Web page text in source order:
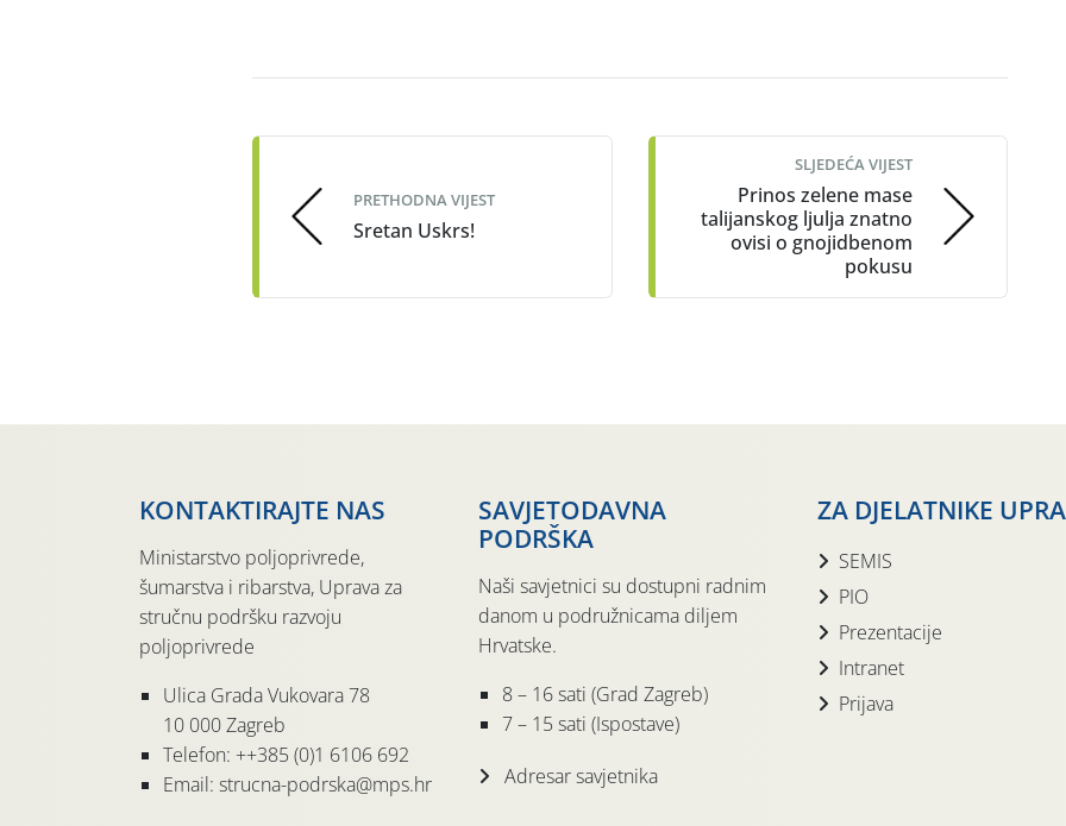
navigation
PRETHODNA VIJEST
Sretan Uskrs!
SLJEDEĆA VIJEST
Prinos zelene mase
talijanskog ljulja znatno
ovisi o gnojidbenom
pokusu
KONTAKTIRAJTE NAS
Ministarstvo poljoprivrede,
šumarstva i ribarstva, Uprava za
stručnu podršku razvoju
poljoprivrede
Ulica Grada Vukovara 78
10 000 Zagreb
Telefon: ++385 (0)1 6106 692
Email: strucna-podrska@mps.hr
SAVJETODAVNA
PODRŠKA
Naši savjetnici su dostupni radnim
danom u podružnicama diljem
Hrvatske.
8 – 16 sati (Grad Zagreb)
7 – 15 sati (Ispostave)
Adresar savjetnika
ZA DJELATNIKE
SEMIS
PIO
Prezentacije
Intranet
Prijava